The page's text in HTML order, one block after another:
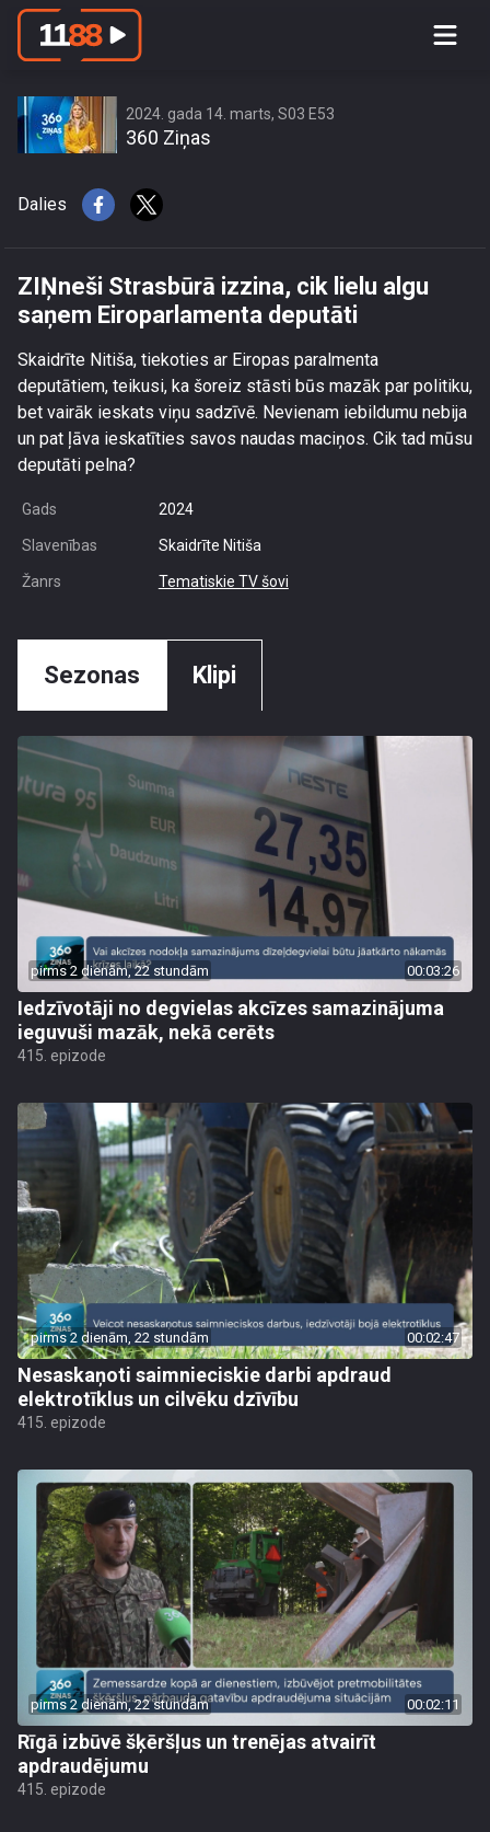
ZIŅneši Strasbūrā izzina, cik lielu algu
2024. gada 14. marts, S03 E53
360 Ziņas
Dalies
ZIŅneši Strasbūrā izzina, cik lielu algu
saņem Eiroparlamenta deputāti
Skaidrīte Nitiša, tiekoties ar Eiropas paralmenta
deputātiem, teikusi, ka šoreiz stāsti būs mazāk par politiku,
bet vairāk ieskats viņu sadzīvē. Nevienam iebildumu nebija
un pat ļāva ieskatīties savos naudas maciņos. Cik tad mūsu
deputāti pelna?
Gads 2024
Slavenības Skaidrīte Nitiša
Žanrs Tematiskie TV šovi
Sezonas Klipi
pirms 2 dienām, 22 stundām 00:03:26
Iedzīvotāji no degvielas akcīzes samazinājuma
ieguvuši mazāk, nekā cerēts
415. epizode
pirms 2 dienām, 22 stundām 00:02:47
Nesaskaņoti saimnieciskie darbi apdraud
elektrotīklus un cilvēku dzīvību
415. epizode
pirms 2 dienām, 22 stundām 00:02:11
Rīgā izbūvē šķēršļus un trenējas atvairīt
apdraudējumu
415. epizode